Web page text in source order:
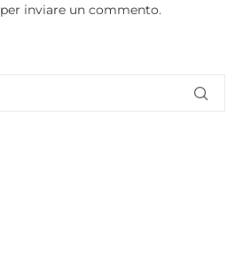
per inviare un commento.